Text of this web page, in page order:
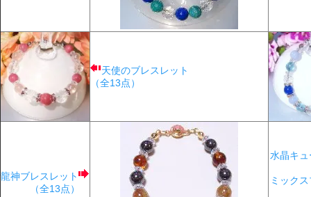
天使のブレスレット
（全13点）
龍神ブレスレット
（全13点）
水晶キ
ミック